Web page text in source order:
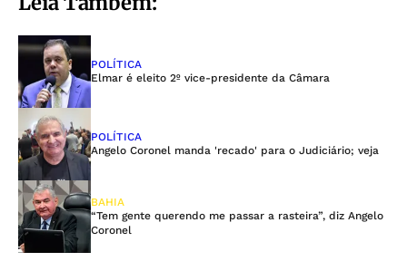
POLÍTICA
Elmar é eleito 2º vice-presidente da Câmara
POLÍTICA
Angelo Coronel manda 'recado' para o Judiciário; veja
BAHIA
“Tem gente querendo me passar a rasteira”, diz Angelo
Coronel